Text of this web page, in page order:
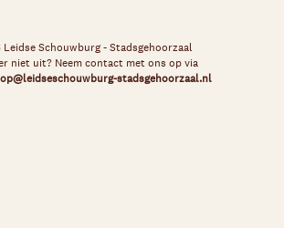
Leidse Schouwburg - Stadsgehoorzaal
niet uit? Neem contact met ons op via
stadsgehoorzaal.nl